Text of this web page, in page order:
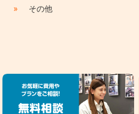
» その他